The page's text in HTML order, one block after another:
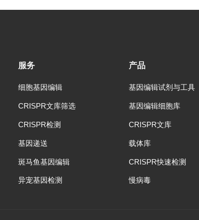
服务
细胞基因编辑
CRISPR文库筛选
CRISPR检测
基因递送
斑马鱼基因编辑
异宠基因检测
产品
基因编辑试剂与工具
基因编辑细胞库
CRISPR文库
载体库
CRISPR快速检测
慢病毒